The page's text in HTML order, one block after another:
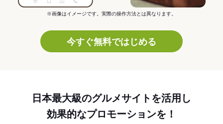
※画像はイメージです。実際の操作方法とは異なります。
今すぐ無料ではじめる
日本最大級のグルメサイトを活用し
効果的なプロモーションを！